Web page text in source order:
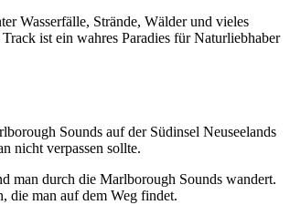
Wasserfälle, Strände, Wälder und vieles
ist ein wahres Paradies für Naturliebhaber
Sounds auf der Südinsel Neuseelands
nicht verpassen sollte.
man durch die Marlborough Sounds wandert.
die man auf dem Weg findet.